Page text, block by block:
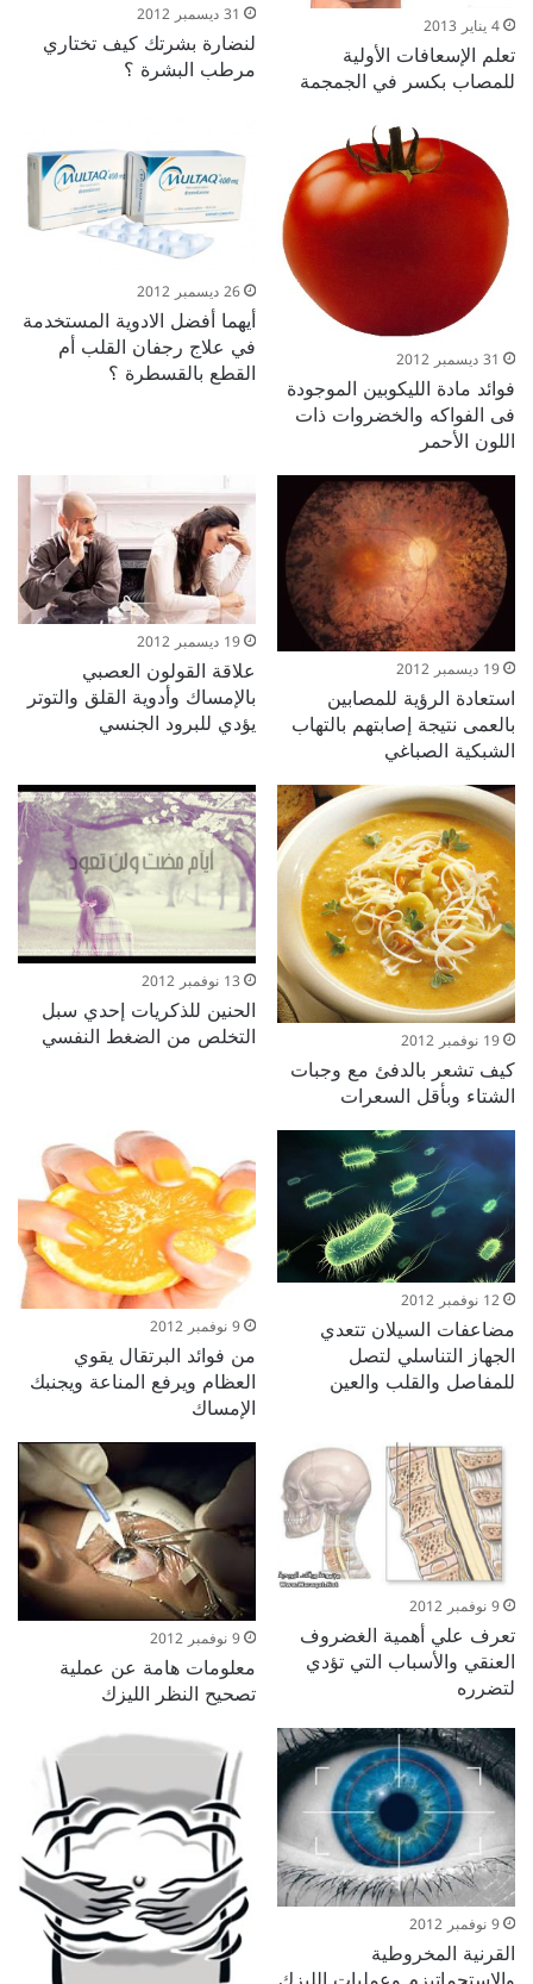
4 يناير 2013
تعلم الإسعافات الأولية
للمصاب بكسر في الجمجمة
31 ديسمبر 2012
لنضارة بشرتك كيف تختاري
مرطب البشرة ؟
31 ديسمبر 2012
فوائد مادة الليكوبين الموجودة
فى الفواكه والخضروات ذات
اللون الأحمر
26 ديسمبر 2012
أيهما أفضل الادوية المستخدمة
في علاج رجفان القلب أم
القطع بالقسطرة ؟
19 ديسمبر 2012
استعادة الرؤية للمصابين
بالعمى نتيجة إصابتهم بالتهاب
الشبكية الصباغي
19 ديسمبر 2012
علاقة القولون العصبي
بالإمساك وأدوية القلق والتوتر
يؤدي للبرود الجنسي
19 نوفمبر 2012
كيف تشعر بالدفئ مع وجبات
الشتاء وبأقل السعرات
13 نوفمبر 2012
الحنين للذكريات إحدي سبل
التخلص من الضغط النفسي
12 نوفمبر 2012
مضاعفات السيلان تتعدي
الجهاز التناسلي لتصل
للمفاصل والقلب والعين
9 نوفمبر 2012
من فوائد البرتقال يقوي
العظام ويرفع المناعة ويجنبك
الإمساك
9 نوفمبر 2012
تعرف علي أهمية الغضروف
العنقي والأسباب التي تؤدي
لتضرره
9 نوفمبر 2012
معلومات هامة عن عملية
تصحيح النظر الليزك
9 نوفمبر 2012
القرنية المخروطية